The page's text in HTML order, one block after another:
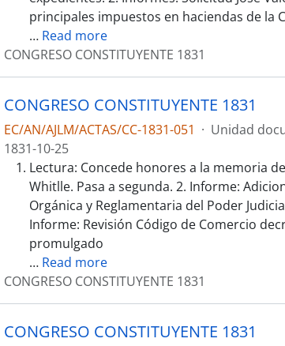
principales impuestos en haciendas de la
… Read more
CONGRESO CONSTITUYENTE 1831
CONGRESO CONSTITUYENTE 1831
EC/AN/AJLM/ACTAS/CC-1831-051 · Unidad
1831-10-25
Lectura: Concede honores a la memoria
Whitlle. Pasa a segunda. 2. Informe:
Orgánica y Reglamentaria del Poder
Informe: Revisión Código de Comercio
promulgado
… Read more
CONGRESO CONSTITUYENTE 1831
CONGRESO CONSTITUYENTE 1831